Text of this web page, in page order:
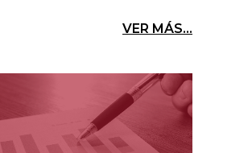
VER MÁS...